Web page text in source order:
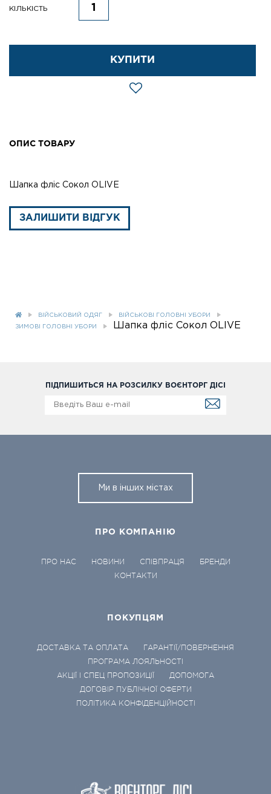
КІЛЬКІСТЬ
КУПИТИ
ОПИС ТОВАРУ
Шапка фліс Сокол OLIVE
ЗАЛИШИТИ ВІДГУК
ВІЙСЬКОВИЙ ОДЯГ ВІЙСЬКОВІ ГОЛОВНІ УБОРИ
ЗИМОВІ ГОЛОВНІ УБОРИ Шапка фліс Сокол OLIVE
ПІДПИШИТЬСЯ НА РОЗСИЛКУ ВОЄНТОРГ ДІСІ
Ми в інших містах
ПРО КОМПАНІЮ
ПРО НАС НОВИНИ СПІВПРАЦЯ
БРЕНДИ
КОНТАКТИ
ПОКУПЦЯМ
ДОСТАВКА ТА ОПЛАТА
ГАРАНТІЇ/ПОВЕРНЕННЯ
ПРОГРАМА ЛОЯЛЬНОСТІ
АКЦІЇ І СПЕЦ ПРОПОЗИЦІЇ
ДОПОМОГА
ДОГОВІР ПУБЛІЧНОЇ ОФЕРТИ
ПОЛІТИКА КОНФІДЕНЦІЙНОСТІ